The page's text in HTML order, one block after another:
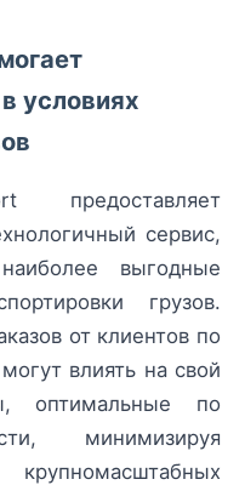
условиях
предоставляет
сервис,
выгодные
грузов.
от клиентов по
влиять на свой
оптимальные по
минимизируя